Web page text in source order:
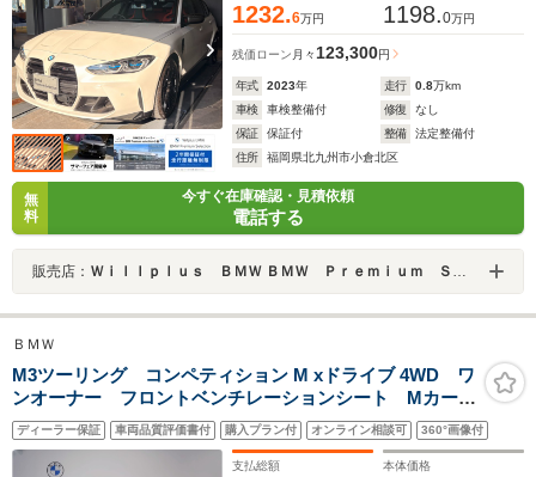
1232.6万円 1198.0万円
残価ローン 月々 123,300円
年式 2023年 走行 0.8万km
車検
車検整備付 修復
なし
保証
保証付 整備
法定整備付
住所
福岡県北九州市小倉北区
無
料
今すぐ在庫確認・見積依頼
電話する
販売店： Ｗｉｌｌｐｌｕｓ ＢＭＷ ＢＭＷ Ｐｒｅｍｉｕｍ Ｓｅｌｅｃｔｉｏｎ小倉
ＢＭＷ
M3ツーリング コンペティション M xドライブ 4WD ワ
ンオーナー フロントベンチレーションシート Mカーボ
ンファイバートリム シートヒーター アコースティッ
クガラス ハーマンカードンスピーカー 電動リアゲー
ト ヘッドアップディスプレイ シートヒーター
ディーラー保証 車両品質評価書付 購入プラン付 オンライン相談可 360°画像付
支払総額 本体価格